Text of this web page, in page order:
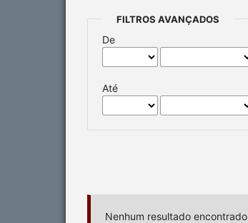
FILTROS AVANÇADOS
De
Até
Nenhum resultado encontrado